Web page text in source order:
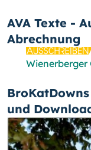
AVA Texte -
Abrechnung
Wienerberger
und